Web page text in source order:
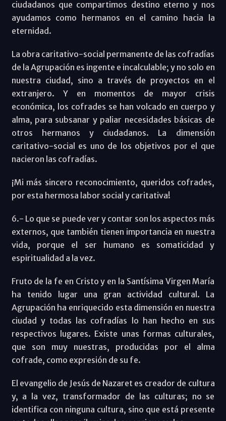
ciudadanos que compartimos destino eterno y nos
ayudamos como hermanos en el camino hacia la
eternidad.
La obra caritativo-social permanente de las cofradías
de la Agrupación es ingente e incalculable; y no solo en
nuestra ciudad, sino a través de proyectos en el
extranjero. Y en momentos de mayor crisis
económica, los cofrades se han volcado en cuerpo y
alma, para subsanar y paliar necesidades básicas de
otros hermanos y ciudadanos. La dimensión
caritativo-social es uno de los objetivos por el que
nacieron las cofradías.
¡Mi más sincero reconocimiento, queridos cofrades,
por esta hermosa labor social y caritativa!
6.- Lo que se puede ver y contar son los aspectos más
externos, que también tienen importancia en nuestra
vida, porque el ser humano es somaticidad y
espiritualidad a la vez.
Fruto de la fe en Cristo y en la Santísima Virgen María
ha tenido lugar una gran actividad cultural. La
Agrupación ha enriquecido esta dimensión en nuestra
ciudad y todas las cofradías lo han hecho en sus
respectivos lugares. Existe unas formas culturales,
que son muy nuestras, producidas por el alma
cofrade, como expresión de su fe.
El evangelio de Jesús de Nazaret es creador de cultura
y, a la vez, transformador de las culturas; no se
identifica con ninguna cultura, sino que está presente